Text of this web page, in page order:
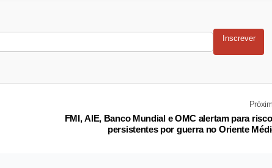
Inscrever
FMI, AIE, Banco Mundial e OMC alertam para
persistentes por guerra no Oriente